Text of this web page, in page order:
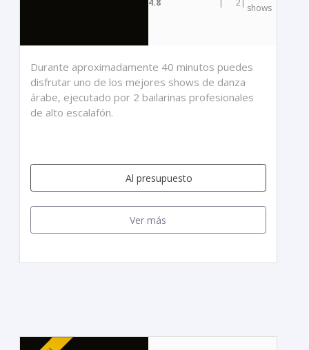
shows
Durante aproximadamente 40 minutos puedes
disfrutar uno de los mejores shows de danza
árabe, ejecutado por 2 bailarinas profesionales
de alto escalafón.
Al presupuesto
Ver más